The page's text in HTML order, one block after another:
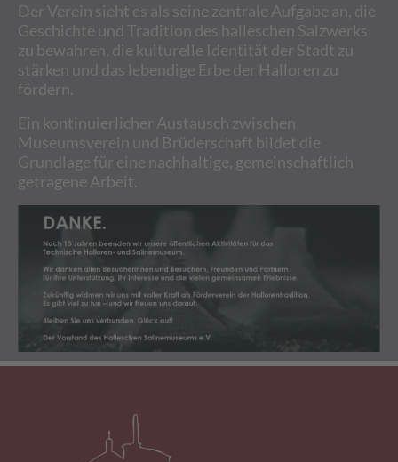
Der Verein sieht es als seine zentrale Aufgabe an, die
Geschichte und Tradition des halleschen Salzwerks
zu bewahren, die kulturelle Identität der Stadt zu
stärken und das lebendige Erbe der Halloren zu
fördern.
Ein kontinuierlicher Austausch zwischen
Museumsverein und Brüderschaft bildet die
Grundlage für eine nachhaltige, gemeinschaftlich
getragene Arbeit.